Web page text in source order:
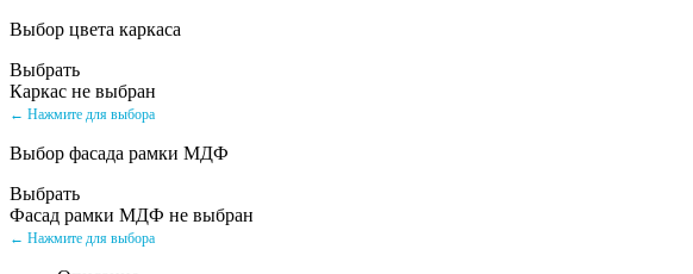
Выбор цвета каркаса
Выбрать
Каркас не выбран
← Нажмите для выбора
Выбор фасада рамки МДФ
Выбрать
Фасад рамки МДФ не выбран
← Нажмите для выбора